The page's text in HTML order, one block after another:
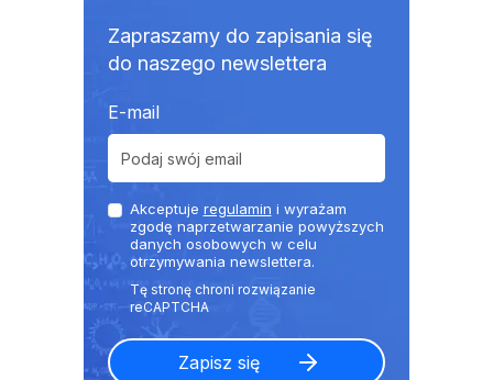
Zapraszamy do zapisania się
do naszego newslettera
E-mail
Akceptuje regulamin i wyrażam
zgodę naprzetwarzanie powyższych
danych osobowych w celu
otrzymywania newslettera.